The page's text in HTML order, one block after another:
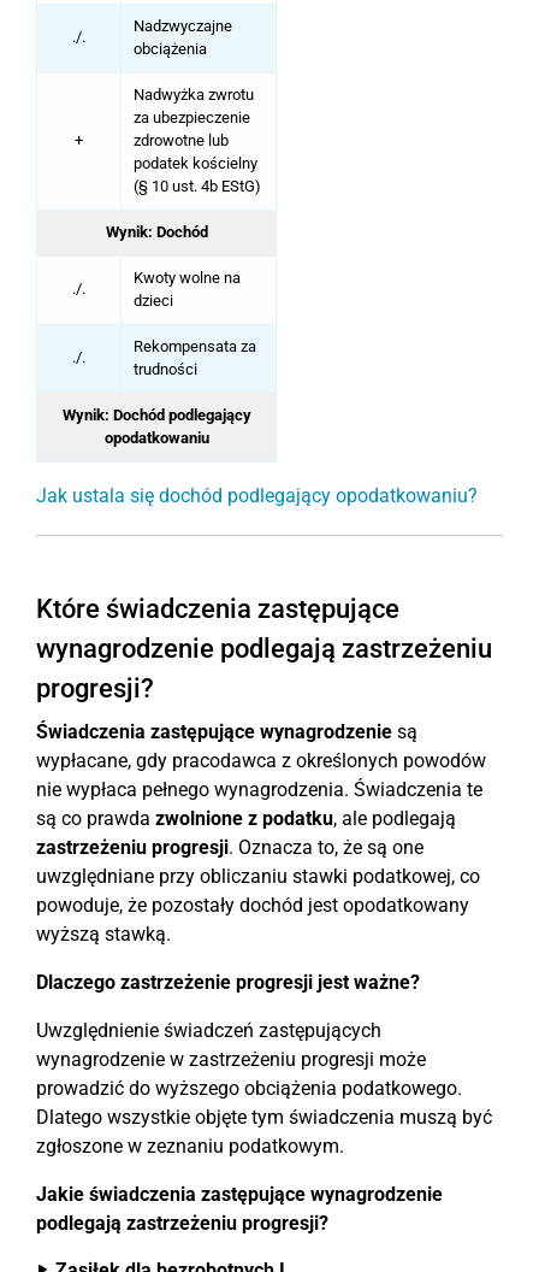
./.
Nadzwyczajne
obciążenia
+
Nadwyżka zwrotu
za ubezpieczenie
zdrowotne lub
podatek kościelny
(§ 10 ust. 4b EStG)
Wynik: Dochód
./.
Kwoty wolne na
dzieci
./.
Rekompensata za
trudności
Wynik: Dochód podlegający
opodatkowaniu
Jak ustala się dochód podlegający opodatkowaniu?
Które świadczenia zastępujące
wynagrodzenie podlegają zastrzeżeniu
progresji?
Świadczenia zastępujące wynagrodzenie są
wypłacane, gdy pracodawca z określonych powodów
nie wypłaca pełnego wynagrodzenia. Świadczenia te
są co prawda zwolnione z podatku, ale podlegają
zastrzeżeniu progresji. Oznacza to, że są one
uwzględniane przy obliczaniu stawki podatkowej, co
powoduje, że pozostały dochód jest opodatkowany
wyższą stawką.
Dlaczego zastrzeżenie progresji jest ważne?
Uwzględnienie świadczeń zastępujących
wynagrodzenie w zastrzeżeniu progresji może
prowadzić do wyższego obciążenia podatkowego.
Dlatego wszystkie objęte tym świadczenia muszą być
zgłoszone w zeznaniu podatkowym.
Jakie świadczenia zastępujące wynagrodzenie
podlegają zastrzeżeniu progresji?